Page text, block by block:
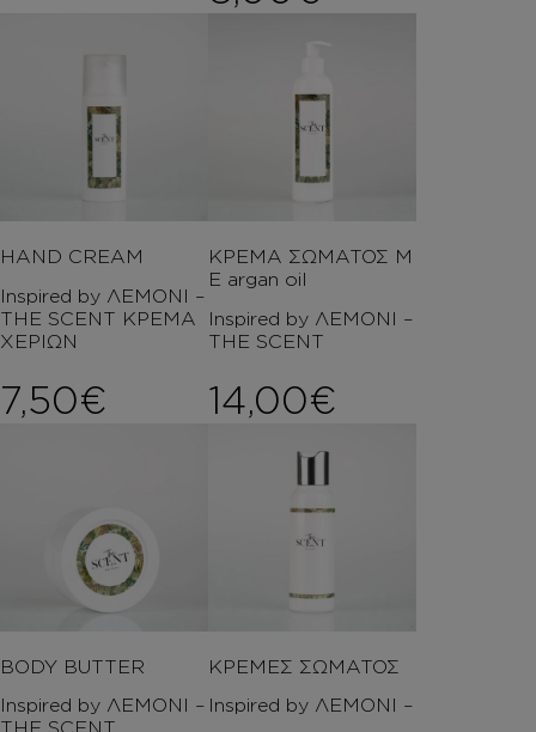
HAND CREAM
Inspired by ΛΕΜΟΝΙ –
THE SCENT ΚΡΕΜΑ
ΧΕΡΙΩΝ
7,50€
ΚΡΕΜΑ ΣΩΜΑΤΟΣ Μ
Ε argan oil
Inspired by ΛΕΜΟΝΙ –
THE SCENT
14,00€
BODY BUTTER
Inspired by ΛΕΜΟΝΙ –
ΚΡΕΜΕΣ ΣΩΜΑΤΟΣ
Inspired by ΛΕΜΟΝΙ –